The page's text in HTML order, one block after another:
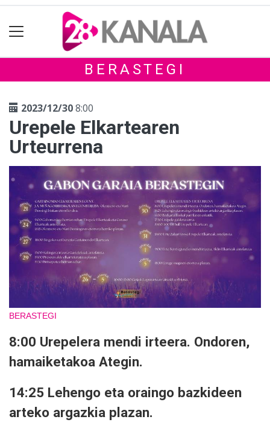
BERASTEGI
2023/12/308:00
Urepele Elkartearen
Urteurrena
BERASTEGI
8:00 Urepelera mendi irteera. Ondoren,
hamaiketakoa Ategin.
14:25 Lehengo eta oraingo bazkideen
arteko argazkia plazan.